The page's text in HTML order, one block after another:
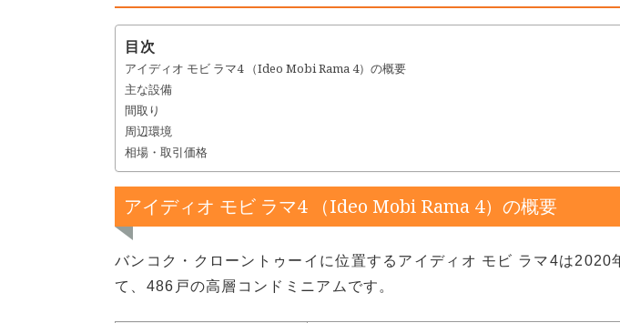
目次
アイディオ モビ ラマ4 （Ideo Mobi Rama 4）の概要
主な設備
間取り
周辺環境
相場・取引価格
アイディオ モビ ラマ4 （Ideo Mobi Rama 4）の概要
バンコク・クローントゥーイに位置するアイディオ モビ ラマ4は2020
て、486戸の高層コンドミニアムです。